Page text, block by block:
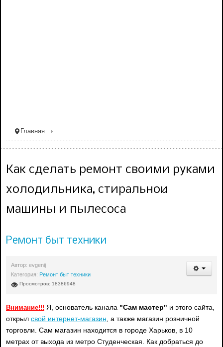
Главная
Как сделать ремонт своими руками
холодильника, стиральной
машины и пылесоса
Ремонт быт техники
Автор: evgenij
Категория: Ремонт быт техники
Просмотров: 18386948
Внимание!!! Я, основатель канала "Сам мастер" и этого сайта,
открыл свой интернет-магазин, а также магазин розничной
торговли. Сам магазин находится в городе Харьков, в 10
метрах от выхода из метро Студенческая. Как добраться до